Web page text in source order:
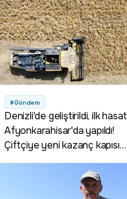
#Gündem
Denizli'de geliştirildi, ilk hasat
Afyonkarahisar'da yapıldı!
Çiftçiye yeni kazanç kapısı